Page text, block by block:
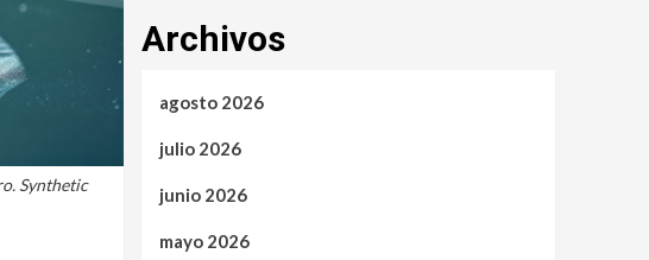
Synthetic
Archivos
agosto 2026
julio 2026
junio 2026
mayo 2026